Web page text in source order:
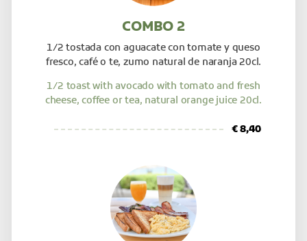
COMBO 2
1/2 tostada con aguacate con tomate y queso
fresco, café o te, zumo natural de naranja 20cl.
1/2 toast with avocado with tomato and fresh
cheese, coffee or tea, natural orange juice 20cl.
€ 8,40